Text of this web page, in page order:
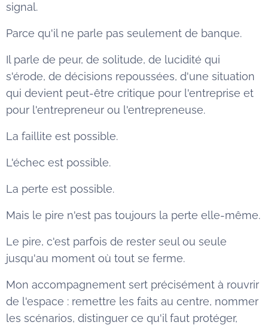
signal.
Parce qu'il ne parle pas seulement de banque.
Il parle de peur, de solitude, de lucidité qui
s'érode, de décisions repoussées, d'une situation
qui devient peut-être critique pour l'entreprise et
pour l'entrepreneur ou l'entrepreneuse.
La faillite est possible.
L'échec est possible.
La perte est possible.
Mais le pire n'est pas toujours la perte elle-même.
Le pire, c'est parfois de rester seul ou seule
jusqu'au moment où tout se ferme.
Mon accompagnement sert précisément à rouvrir
de l'espace : remettre les faits au centre, nommer
les scénarios, distinguer ce qu'il faut protéger,